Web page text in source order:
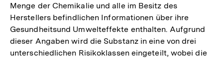
Menge der Chemikalie und alle im Besitz des
Herstellers befindlichen Informationen über ihre
Gesundheitsund Umwelteffekte enthalten. Aufgrund
dieser Angaben wird die Substanz in eine von drei
unterschiedlichen Risikoklassen eingeteilt, wobei die